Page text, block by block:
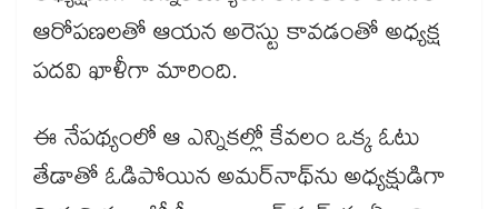
ఆరోపణలతో ఆయన అరెస్టు కావడంతో అధ్యక్ష
పదవి ఖాళీగా మారింది.
ఈ నేపథ్యంలో ఆ ఎన్నికల్లో కేవలం ఒక్క ఓటు
తేడాతో ఓడిపోయిన అమర్‌‌నాథ్‌‌ను అధ్యక్షుడిగా